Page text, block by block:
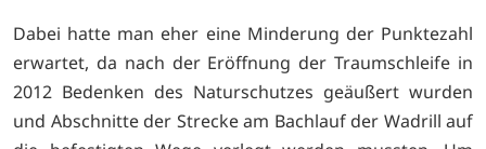
Dabei hatte man eher eine Minderung der Punktezahl
erwartet, da nach der Eröffnung der Traumschleife in
2012 Bedenken des Naturschutzes geäußert wurden
und Abschnitte der Strecke am Bachlauf der Wadrill auf